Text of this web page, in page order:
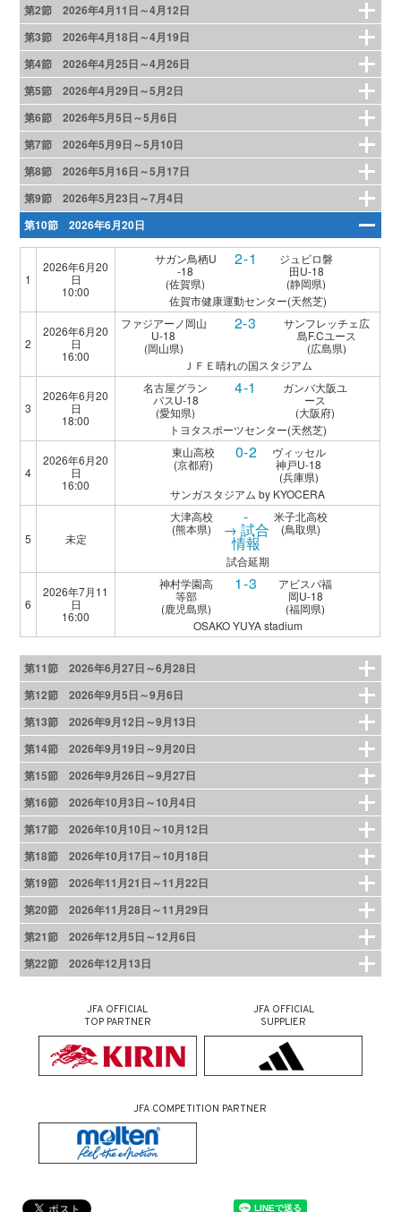
第2節 2026年4月11日～4月12日
第3節 2026年4月18日～4月19日
第4節 2026年4月25日～4月26日
第5節 2026年4月29日～5月2日
第6節 2026年5月5日～5月6日
第7節 2026年5月9日～5月10日
第8節 2026年5月16日～5月17日
第9節 2026年5月23日～7月4日
第10節 2026年6月20日
1
2026年6月20
日
10:00
サガン鳥栖U
-18
(佐賀県)
2-1
ジュビロ磐
田U-18
(静岡県)
佐賀市健康運動センター(天然芝)
2
2026年6月20
日
16:00
ファジアーノ岡山
U-18
(岡山県)
2-3
サンフレッチェ広
島F.Cユース
(広島県)
ＪＦＥ晴れの国スタジアム
3
2026年6月20
日
18:00
名古屋グラン
パスU-18
(愛知県)
4-1
ガンバ大阪ユ
ース
(大阪府)
トヨタスポーツセンター(天然芝)
4
2026年6月20
日
16:00
東山高校
(京都府)
0-2
ヴィッセル
神戸U-18
(兵庫県)
サンガスタジアム by KYOCERA
5 未定
大津高校
(熊本県)
-
→ 試合
情報
米子北高校
(鳥取県)
試合延期
6
2026年7月11
日
16:00
神村学園高
等部
(鹿児島県)
1-3
アビスパ福
岡U-18
(福岡県)
OSAKO YUYA stadium
第11節 2026年6月27日～6月28日
第12節 2026年9月5日～9月6日
第13節 2026年9月12日～9月13日
第14節 2026年9月19日～9月20日
第15節 2026年9月26日～9月27日
第16節 2026年10月3日～10月4日
第17節 2026年10月10日～10月12日
第18節 2026年10月17日～10月18日
第19節 2026年11月21日～11月22日
第20節 2026年11月28日～11月29日
第21節 2026年12月5日～12月6日
第22節 2026年12月13日
JFA OFFICIAL
TOP PARTNER
JFA OFFICIAL
SUPPLIER
JFA COMPETITION PARTNER